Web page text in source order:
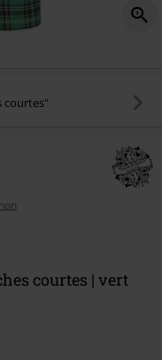
courtes"
courtes | vert